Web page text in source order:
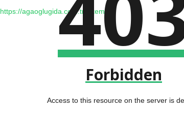
https://agaoglugida.com.tr Sitemap
Forbidden
Access to this resource on the server is